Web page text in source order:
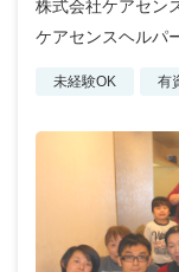
株式会社ケアセン
ケアセンスヘルパ
未経験OK 有